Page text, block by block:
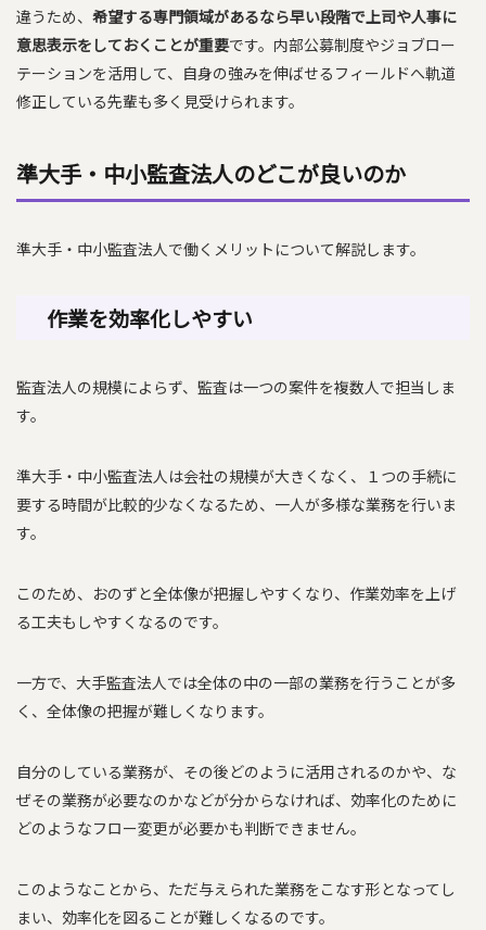
違うため、 希望する専門領域があるなら早い段階で上司や人事に
意思表示をしておくことが重要です。内部公募制度やジョブロー
テーションを活用して、自身の強みを伸ばせるフィールドへ軌道
修正している先輩も多く見受けられます。
準大手・中小監査法人のどこが良いのか
準大手・中小監査法人で働くメリットについて解説します。
作業を効率化しやすい
監査法人の規模によらず、監査は一つの案件を複数人で担当しま
す。
準大手・中小監査法人は会社の規模が大きくなく、１つの手続に
要する時間が比較的少なくなるため、一人が多様な業務を行いま
す。
このため、おのずと全体像が把握しやすくなり、作業効率を上げ
る工夫もしやすくなるのです。
一方で、大手監査法人では全体の中の一部の業務を行うことが多
く、全体像の把握が難しくなります。
自分のしている業務が、その後どのように活用されるのかや、な
ぜその業務が必要なのかなどが分からなければ、効率化のために
どのようなフロー変更が必要かも判断できません。
このようなことから、ただ与えられた業務をこなす形となってし
まい、効率化を図ることが難しくなるのです。